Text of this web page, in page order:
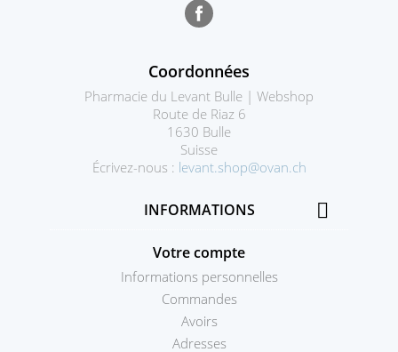
Coordonnées
Pharmacie du Levant Bulle | Webshop
Route de Riaz 6
1630 Bulle
Suisse
Écrivez-nous : levant.shop@ovan.ch
INFORMATIONS 
Votre compte
Informations personnelles
Commandes
Avoirs
Adresses